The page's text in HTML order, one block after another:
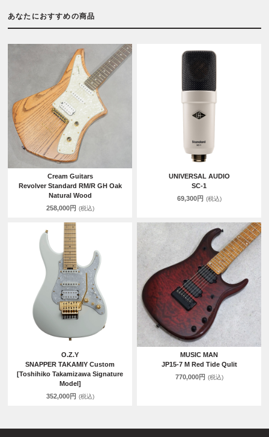
あなたにおすすめの商品
Cream Guitars
Revolver Standard RM/R GH Oak
Natural Wood
258,000円 (税込)
UNIVERSAL AUDIO
SC-1
69,300円 (税込)
O.Z.Y
SNAPPER TAKAMIY Custom
[Toshihiko Takamizawa Signature
Model]
352,000円 (税込)
MUSIC MAN
JP15-7 M Red Tide Qulit
770,000円 (税込)